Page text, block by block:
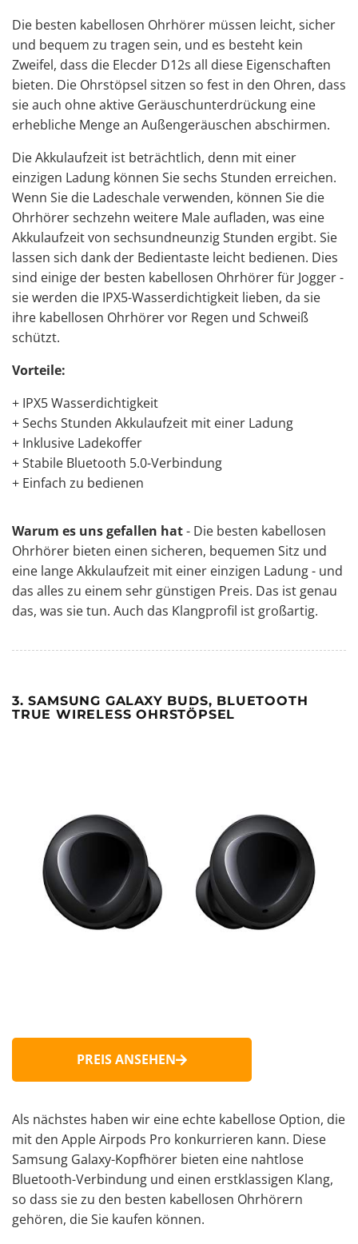
Die besten kabellosen Ohrhörer müssen leicht, sicher
und bequem zu tragen sein, und es besteht kein
Zweifel, dass die Elecder D12s all diese Eigenschaften
bieten. Die Ohrstöpsel sitzen so fest in den Ohren, dass
sie auch ohne aktive Geräuschunterdrückung eine
erhebliche Menge an Außengeräuschen abschirmen.
Die Akkulaufzeit ist beträchtlich, denn mit einer
einzigen Ladung können Sie sechs Stunden erreichen.
Wenn Sie die Ladeschale verwenden, können Sie die
Ohrhörer sechzehn weitere Male aufladen, was eine
Akkulaufzeit von sechsundneunzig Stunden ergibt. Sie
lassen sich dank der Bedientaste leicht bedienen. Dies
sind einige der besten kabellosen Ohrhörer für Jogger -
sie werden die IPX5-Wasserdichtigkeit lieben, da sie
ihre kabellosen Ohrhörer vor Regen und Schweiß
schützt.
Vorteile:
+ IPX5 Wasserdichtigkeit
+ Sechs Stunden Akkulaufzeit mit einer Ladung
+ Inklusive Ladekoffer
+ Stabile Bluetooth 5.0-Verbindung
+ Einfach zu bedienen
Warum es uns gefallen hat- Die besten kabellosen
Ohrhörer bieten einen sicheren, bequemen Sitz und
eine lange Akkulaufzeit mit einer einzigen Ladung - und
das alles zu einem sehr günstigen Preis. Das ist genau
das, was sie tun. Auch das Klangprofil ist großartig.
3. SAMSUNG GALAXY BUDS, BLUETOOTH
TRUE WIRELESS OHRSTÖPSEL
PREIS ANSEHEN
Als nächstes haben wir eine echte kabellose Option, die
mit den Apple Airpods Pro konkurrieren kann. Diese
Samsung Galaxy-Kopfhörer bieten eine nahtlose
Bluetooth-Verbindung und einen erstklassigen Klang,
so dass sie zu den besten kabellosen Ohrhörern
gehören, die Sie kaufen können.